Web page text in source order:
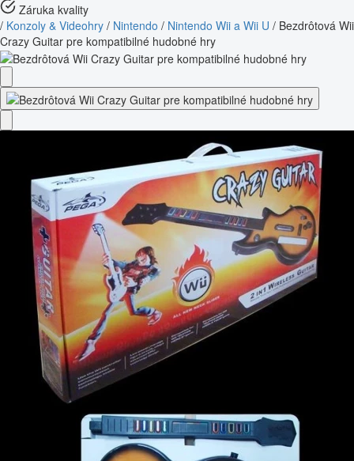
Záruka kvality
/ Konzoly & Videohry / Nintendo / Nintendo Wii a Wii U / Bezdrôtová Wii
Crazy Guitar pre kompatibilné hudobné hry